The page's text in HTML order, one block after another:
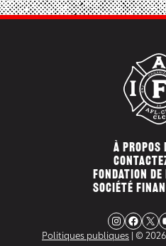
À PROPOS
FONDATION DE
SOCIÉTÉ
Instagram Facebook X
Politiques publiques | ©